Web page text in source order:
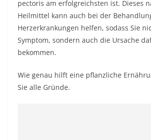
pectoris am erfolgreichsten ist. Dieses
Heilmittel kann auch bei der
Herzerkrankungen helfen, sodass Sie
Symptom, sondern auch die Ursache
bekommen.
Wie genau hilft eine pflanzliche
Sie alle Gründe.